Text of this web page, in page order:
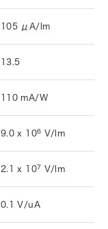
105 μA/lm
13.5
110 mA/W
9.0 x 106 V/lm
2.1 x 107 V/lm
0.1 V/uA